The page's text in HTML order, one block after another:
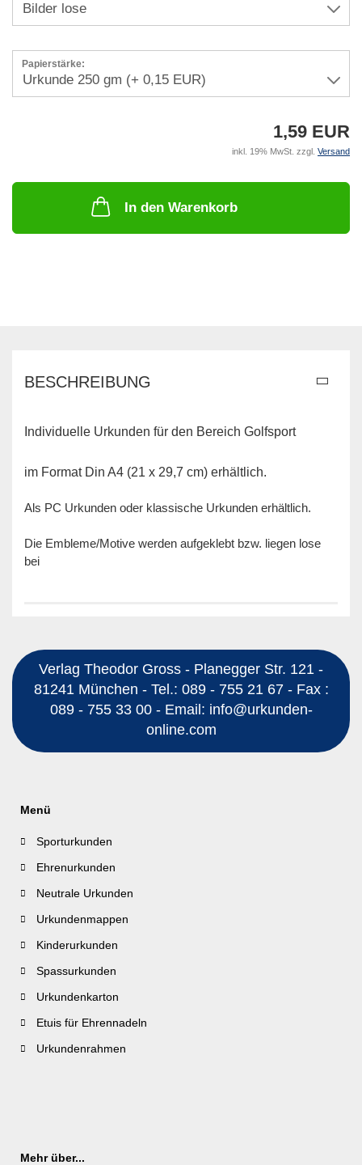
Papierstärke:
1,59 EUR
inkl. 19% MwSt. zzgl. Versand
In den Warenkorb
BESCHREIBUNG
Individuelle Urkunden für den Bereich Golfsport
im Format Din A4 (21 x 29,7 cm) erhältlich.
Als PC Urkunden oder klassische Urkunden erhältlich.
Die Embleme/Motive werden aufgeklebt bzw. liegen lose
bei
Verlag Theodor Gross - Planegger Str. 121 -
81241 München - Tel.: 089 - 755 21 67 - Fax :
089 - 755 33 00 - Email: info@urkunden-
online.com
Menü
Sporturkunden
Ehrenurkunden
Neutrale Urkunden
Urkundenmappen
Kinderurkunden
Spassurkunden
Urkundenkarton
Etuis für Ehrennadeln
Urkundenrahmen
Mehr über...